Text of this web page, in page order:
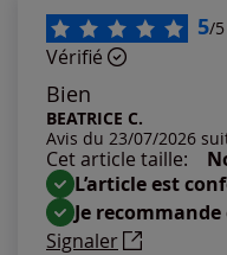
Les plus récents
Les plus anciens
Notes les plus
Notes les plus basses
5/5
Vérifié
Bien
BEATRICE C.
Avis du 23/07/2026
Cet article taille:
L’article est
Je
Signaler